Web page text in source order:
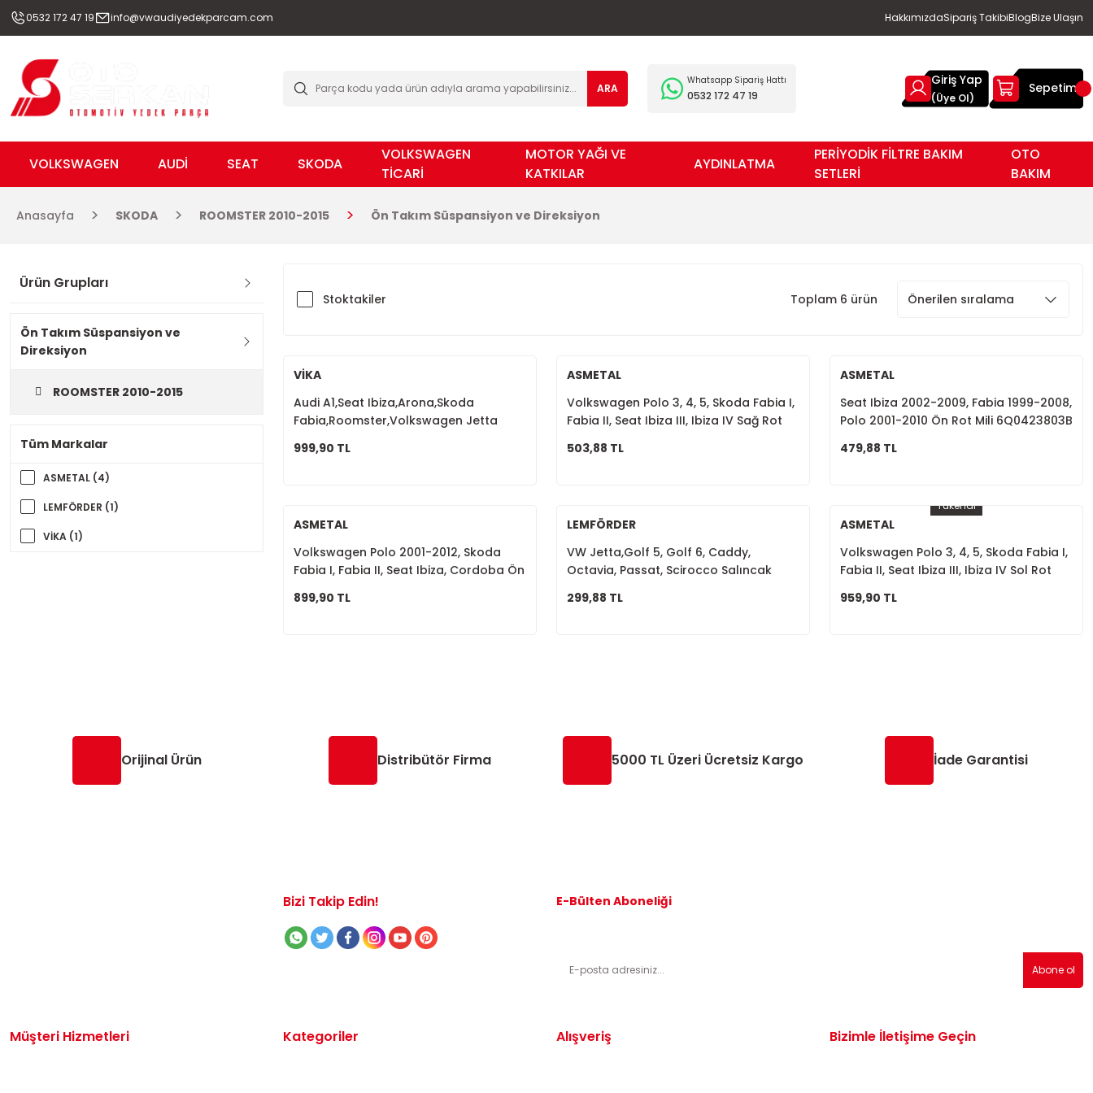
0532 172 47 19 info@vwaudiyedekparcam.com HakkımızdaSipariş TakibiBlogBize Ulaşın
ARA
Whatsapp Sipariş Hattı
0532 172 47 19
Giriş Yap
(Üye Ol)
Sepetim
VOLKSWAGEN AUDİ SEAT SKODA
VOLKSWAGEN
TİCARİ
MOTOR YAĞI VE
KATKILAR
AYDINLATMA
PERİYODİK FİLTRE BAKIM
SETLERİ
OTO
BAKIM
Anasayfa SKODA ROOMSTER 2010-2015 Ön Takım Süspansiyon ve Direksiyon
Ürün Grupları
Ön Takım Süspansiyon ve
Direksiyon
ROOMSTER 2010-2015
Tüm Markalar
ASMETAL (4)
LEMFÖRDER (1)
VİKA (1)
Stoktakiler Toplam 6 ürün
VİKA
Audi A1,Seat Ibiza,Arona,Skoda
Fabia,Roomster,Volkswagen Jetta
999,90 TL
ASMETAL
Volkswagen Polo 3, 4, 5, Skoda Fabia I,
Fabia II, Seat Ibiza III, Ibiza IV Sağ Rot
503,88 TL
ASMETAL
Seat Ibiza 2002-2009, Fabia 1999-2008,
Polo 2001-2010 Ön Rot Mili 6Q0423803B
479,88 TL
ASMETAL
Volkswagen Polo 2001-2012, Skoda
Fabia I, Fabia II, Seat Ibiza, Cordoba Ön
899,90 TL
LEMFÖRDER
VW Jetta,Golf 5, Golf 6, Caddy,
Octavia, Passat, Scirocco Salıncak
299,88 TL
Tükendi
ASMETAL
Volkswagen Polo 3, 4, 5, Skoda Fabia I,
Fabia II, Seat Ibiza III, Ibiza IV Sol Rot
959,90 TL
Orijinal Ürün Distribütör Firma 5000 TL Üzeri Ücretsiz Kargo İade Garantisi
Bizi Takip Edin! E-Bülten Aboneliği
Abone ol
Müşteri Hizmetleri Kategoriler Alışveriş Bizimle İletişime Geçin